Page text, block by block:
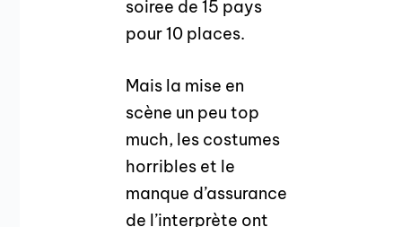
soiree de 15 pays
pour 10 places.
Mais la mise en
scène un peu top
much, les costumes
horribles et le
manque d’assurance
de l’interprète ont